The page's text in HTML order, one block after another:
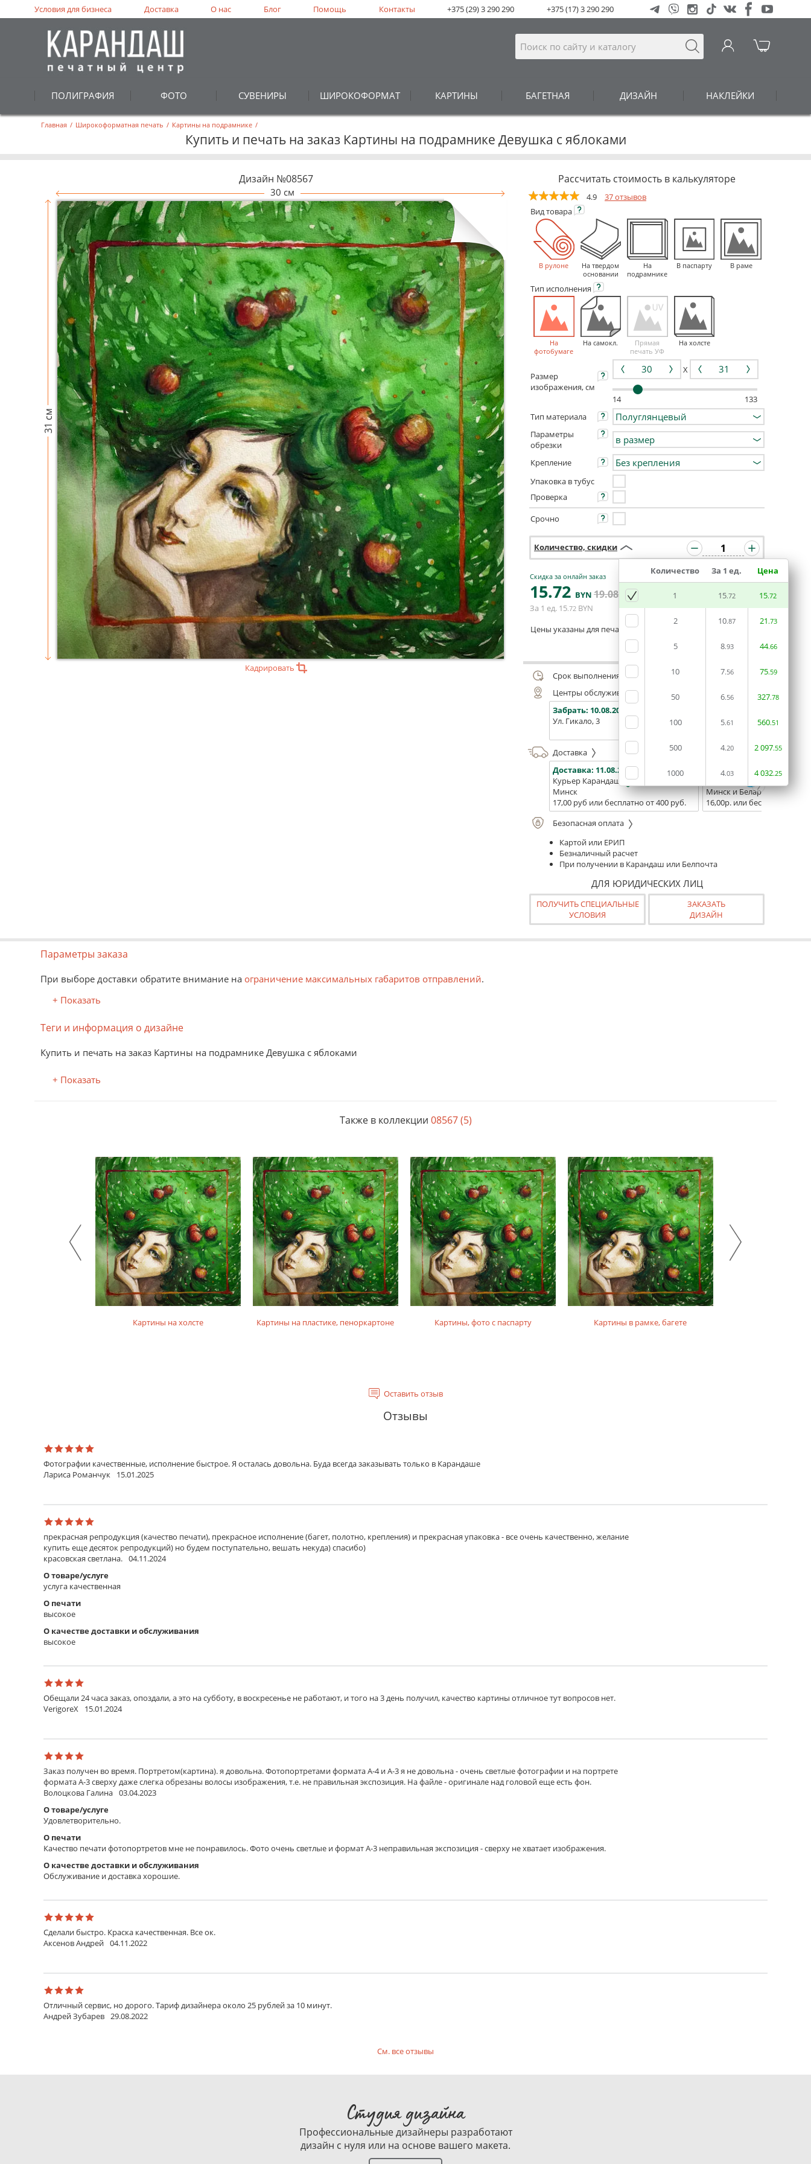
ПОЛИГРАФИЯ ФОТО СУВЕНИРЫ ШИРОКОФОРМАТ КАРТИНЫ БАГЕТНАЯ ДИЗАЙН НАКЛЕЙКИ
Условия для бизнеса Доставка О нас Блог Помощь Контакты +375 (29) 3 290 290 +375 (17) 3 290 290
Главная / Широкоформатная печать / Картины на подрамнике /
Купить и печать на заказ Картины на подрамнике Девушка с яблоками
Дизайн №08567
30 см
31 см
Кадрировать
Рассчитать стоимость в калькуляторе
4.9
37 отзывов
Видтовара
В рулоне
На твердом
основании
На
подрамнике
В паспарту В раме
Тип исполнения
На
фотобумаге
На самокл.
Прямая
печать УФ
На холсте
Размер
изображения, см
X
14
133
Тип материала
Параметры
обрезки
Крепление
Упаковка в тубус
Проверка
Срочно
Количество, скидки
Количество За 1 ед. Цена
1 15.72 15.72
2 10.87 21.73
5 8.93 44.66
10 7.56 75.59
50 6.56 327.78
100 5.61 560.51
500 4.20 2097.55
1000 4.03 4032.25
Скидка за онлайн заказ
15.72 BYN 19.08
BYN
За 1 ед. 15.72 BYN
В КОРЗИНУ
Цены указаны для печати из готового макета
Оставить комментарий
Срок выполнения заказа (до 200 руб.):
48 часов
Центры обслуживания, самовывоз
Забрать: 10.08.2026
Ул. Гикало, 3
Ул. Б. Хмельницкого, 7
Доставка
Доставка: 11.08.2026
Курьер Карандаш
Минск
17,00 руб или бесплатно от 400 руб.
Доставка:
13.08.2026 -
Минск и Беларусь
16,00р. или бесплатно от
Безопасная оплата
Картой или ЕРИП
Безналичный расчет
При получении в Карандаш или Белпочта
ДЛЯ ЮРИДИЧЕСКИХ ЛИЦ
ПОЛУЧИТЬ СПЕЦИАЛЬНЫЕ
УСЛОВИЯ
ЗАКАЗАТЬ
ДИЗАЙН
Параметры заказа
При выборе доставки обратите внимание на ограничение максимальных габаритов отправлений.
+ Показать
Теги и информация о дизайне
Купить и печать на заказ Картины на подрамнике Девушка с яблоками
+ Показать
Также в коллекции 08567 (5)
Картины на холсте Картины на пластике, пеноркартоне Картины, фото с паспарту Картины в рамке, багете
Оставить отзыв
Отзывы
Фотографии качественные, исполнение быстрое. Я осталась довольна. Буда всегда заказывать только в Карандаше
Лариса Романчук
15.01.2025
прекрасная репродукция (качество печати), прекрасное исполнение (багет, полотно, крепления) и прекрасная упаковка - все очень качественно, желание
купить еще десяток репродукций) но будем поступательно, вешать некуда) спасибо)
красовская светлана. 04.11.2024
О товаре/услуге
услуга качественная
О печати
высокое
О качестве доставки и обслуживания
высокое
Обещали 24 часа заказ, опоздали, а это на субботу, в воскресенье не работают, и того на 3 день получил, качество картины отличное тут вопросов нет.
VerigoreX
15.01.2024
Заказ получен во время. Портретом(картина). я довольна. Фотопортретами формата А-4 и А-3 я не довольна - очень светлые фотографии и на портрете
формата А-3 сверху даже слегка обрезаны волосы изображения, т.е. не правильная экспозиция. На файле - оригинале над головой еще есть фон.
Волоцкова Галина 03.04.2023
О товаре/услуге
Удовлетворительно.
О печати
Качество печати фотопортретов мне не понравилось. Фото очень светлые и формат А-3 неправильная экспозиция - сверху не хватает изображения.
О качестве доставки и обслуживания
Обслуживание и доставка хорошие.
Сделали быстро. Краска качественная. Все ок.
Аксенов Андрей 04.11.2022
Отличный сервис, но дорого. Тариф дизайнера около 25 рублей за 10 минут.
Андрей Зубарев 29.08.2022
См. все отзывы
Студия дизайна
Профессиональные дизайнеры разработают
дизайн с нуля или на основе вашего макета.